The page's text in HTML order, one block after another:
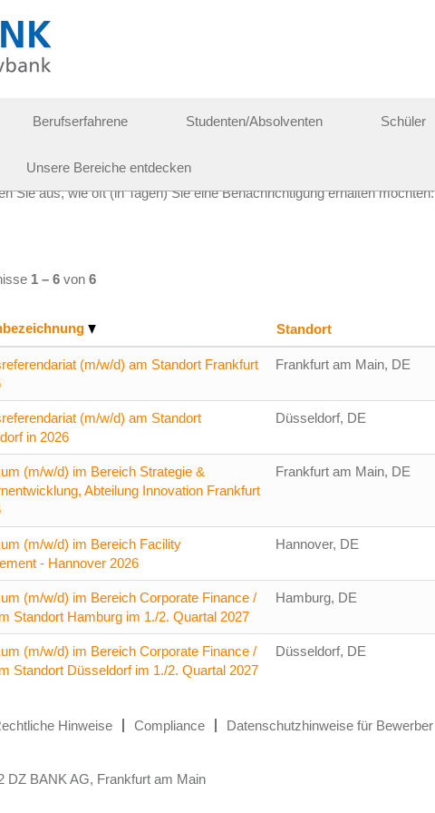
Berufserfahrene Studenten/Absolventen Schüler
Unsere Bereiche entdecken
Sie aus, wie oft (in Tagen) Sie eine Benachrichtigung erhalten möchten:
1 – 6 von 6
Standort
(m/w/d) am Standort Frankfurt
Frankfurt am Main, DE
(m/w/d) am Standort
in 2026
Düsseldorf, DE
(m/w/d) im Bereich Strategie &
Abteilung Innovation Frankfurt
Frankfurt am Main, DE
(m/w/d) im Bereich Facility
- Hannover 2026
Hannover, DE
(m/w/d) im Bereich Corporate Finance /
Standort Hamburg im 1./2. Quartal 2027
Hamburg, DE
(m/w/d) im Bereich Corporate Finance /
Standort Düsseldorf im 1./2. Quartal 2027
Düsseldorf, DE
Hinweise Compliance Datenschutzhinweise für Bewerber
DZ BANK AG, Frankfurt am Main